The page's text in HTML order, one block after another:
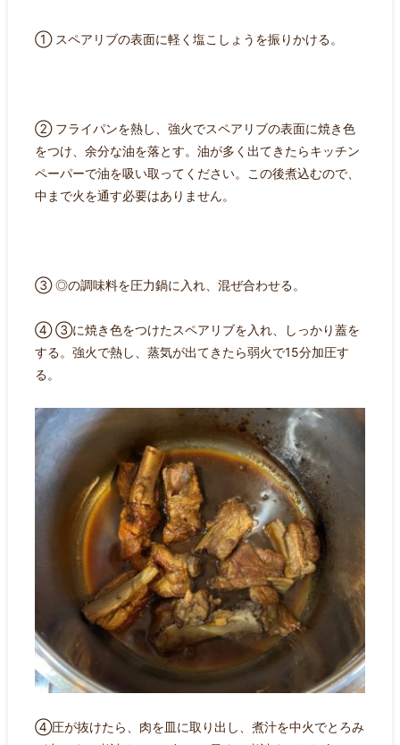
① スペアリブの表面に軽く塩こしょうを振りかける。
② フライパンを熱し、強火でスペアリブの表面に焼き色
をつけ、余分な油を落とす。油が多く出てきたらキッチン
ペーパーで油を吸い取ってください。この後煮込むので、
中まで火を通す必要はありません。
③ ◎の調味料を圧力鍋に入れ、混ぜ合わせる。
④ ③に焼き色をつけたスペアリブを入れ、しっかり蓋を
する。強火で熱し、蒸気が出てきたら弱火で15分加圧す
る。
④圧が抜けたら、肉を皿に取り出し、煮汁を中火でとろみ